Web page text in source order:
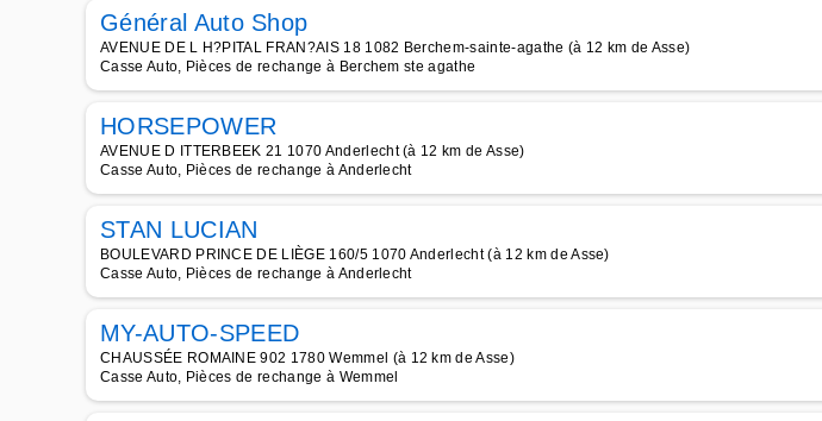
Général Auto Shop
AVENUE DE L H?PITAL FRAN?AIS 18 1082 Berchem-sainte-agathe (à 12 km de Asse)
Casse Auto, Pièces de rechange à Berchem ste agathe
HORSEPOWER
AVENUE D ITTERBEEK 21 1070 Anderlecht (à 12 km de Asse)
Casse Auto, Pièces de rechange à Anderlecht
STAN LUCIAN
BOULEVARD PRINCE DE LIÈGE 160/5 1070 Anderlecht (à 12 km de Asse)
Casse Auto, Pièces de rechange à Anderlecht
MY-AUTO-SPEED
CHAUSSÉE ROMAINE 902 1780 Wemmel (à 12 km de Asse)
Casse Auto, Pièces de rechange à Wemmel